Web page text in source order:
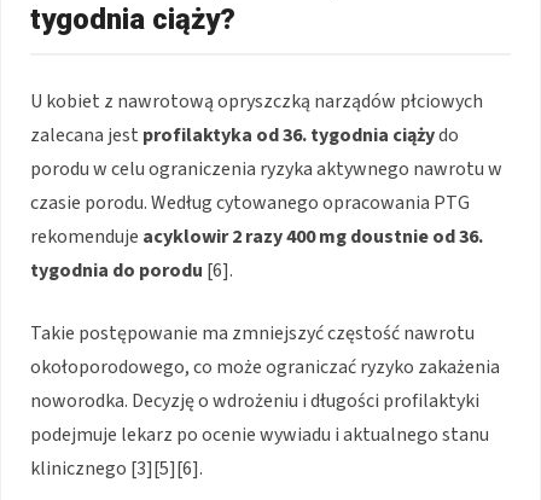
tygodnia ciąży?
U kobiet z nawrotową opryszczką narządów płciowych
zalecana jest profilaktyka od 36. tygodnia ciążydo
porodu w celu ograniczenia ryzyka aktywnego nawrotu w
czasie porodu. Według cytowanego opracowania PTG
rekomenduje acyklowir 2 razy 400 mg doustnie od 36.
tygodnia do porodu [6].
Takie postępowanie ma zmniejszyć częstość nawrotu
okołoporodowego, co może ograniczać ryzyko zakażenia
noworodka. Decyzję o wdrożeniu i długości profilaktyki
podejmuje lekarz po ocenie wywiadu i aktualnego stanu
klinicznego [3][5][6].